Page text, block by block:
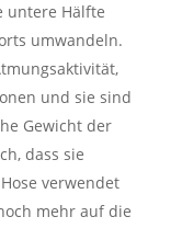
untere Hälfte
umwandeln.
und sie sind
Gewicht der
dass sie
verwendet
mehr auf die